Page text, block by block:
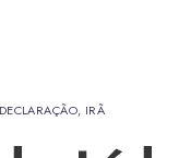
DECLARAÇÃO, IRÃ